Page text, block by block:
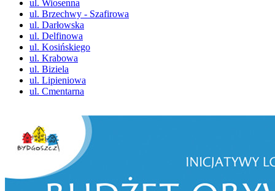
ul. Wiosenna
ul. Brzechwy - Szafirowa
ul. Darłowska
ul. Delfinowa
ul. Kosińskiego
ul. Krabowa
ul. Biziela
ul. Lipieniowa
ul. Cmentarna